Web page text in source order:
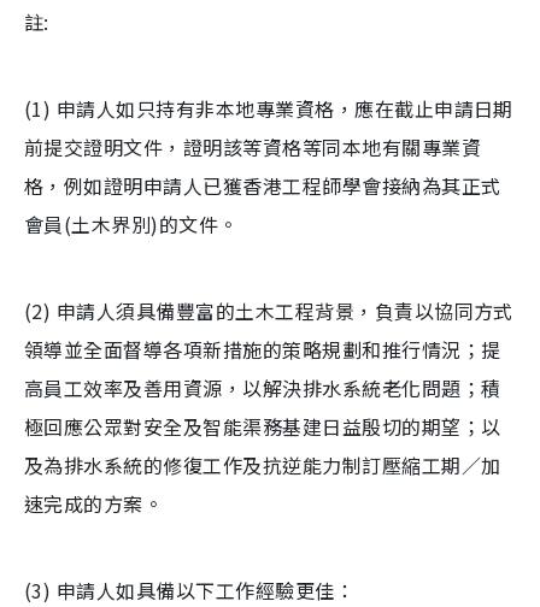
註:
(1) 申請人如只持有非本地專業資格，應在截止申請日期
前提交證明文件，證明該等資格等同本地有關專業資
格，例如證明申請人已獲香港工程師學會接納為其正式
會員(土木界別)的文件。
(2) 申請人須具備豐富的土木工程背景，負責以協同方式
領導並全面督導各項新措施的策略規劃和推行情況；提
高員工效率及善用資源，以解決排水系統老化問題；積
極回應公眾對安全及智能渠務基建日益殷切的期望；以
及為排水系統的修復工作及抗逆能力制訂壓縮工期／加
速完成的方案。
(3) 申請人如具備以下工作經驗更佳：